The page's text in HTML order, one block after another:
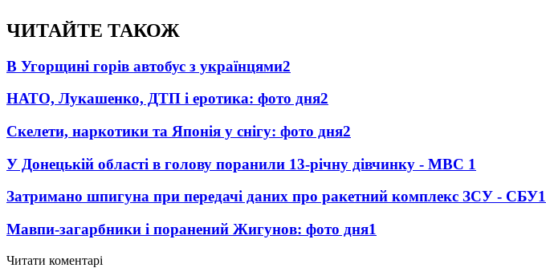
ЧИТАЙТЕ ТАКОЖ
В Угорщині горів автобус з українцями2
НАТО, Лукашенко, ДТП і еротика: фото дня2
Скелети, наркотики та Японія у снігу: фото дня2
У Донецькій області в голову поранили 13-річну дівчинку - МВС 1
Затримано шпигуна при передачі даних про ракетний комплекс ЗСУ - СБУ1
Мавпи-загарбники і поранений Жигунов: фото дня1
Читати коментарі